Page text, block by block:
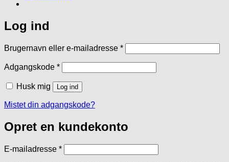
Log ind
Brugernavn eller e-mailadresse *Påkrævet
Adgangskode *Påkrævet
Husk mig Log ind
Mistet din adgangskode?
Opret en kundekonto
E-mailadresse *Påkrævet